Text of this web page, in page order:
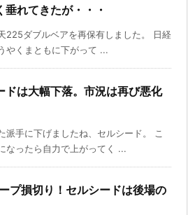
垂れてきたが・・・
225ダブルベアを再保有しました。 日経
やくまともに下がって ...
ドは大幅下落。市況は再び悪化
派手に下げましたね、セルシード。 こ
なったら自力で上がってく ...
プ損切り！セルシードは後場の